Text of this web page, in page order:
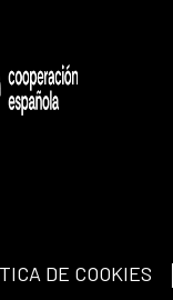
DE COOKIES